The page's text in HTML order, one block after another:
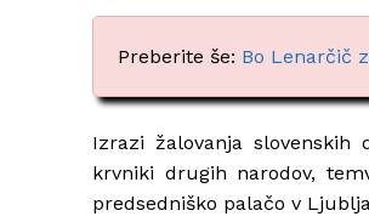
Preberite še: Bo Lenarčič
Izrazi žalovanja
krvniki drugih narodov,
predsedniško palačo v